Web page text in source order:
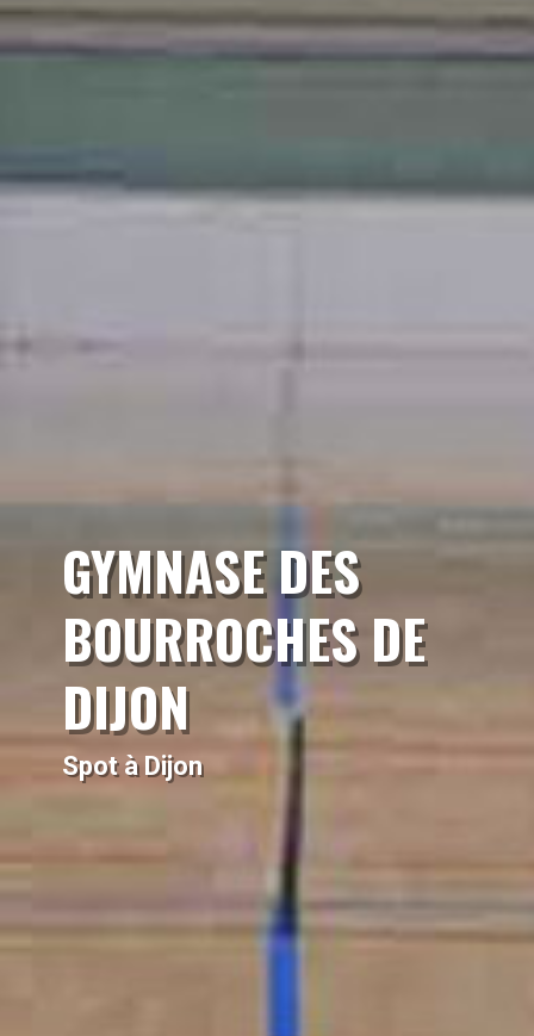
GYMNASE DES
BOURROCHES DE
DIJON
Spot à Dijon